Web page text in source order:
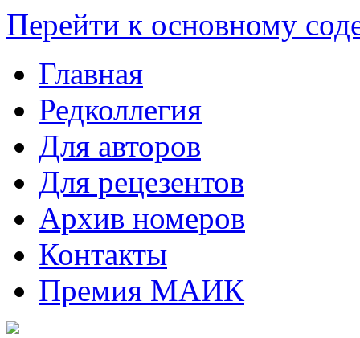
Перейти к основному
Главная
Редколлегия
Для авторов
Для рецезентов
Архив номеров
Контакты
Премия МАИК